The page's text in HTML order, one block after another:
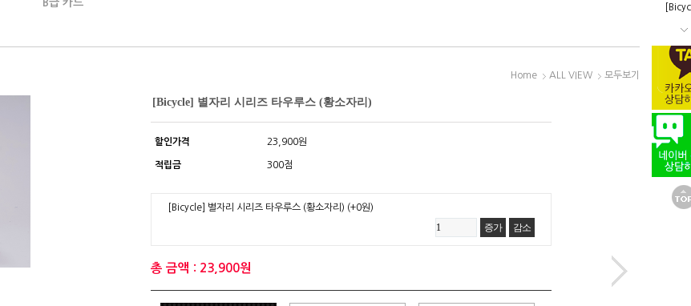
B급 카드
Home ALL VIEW 모두보기
[Bicycle] 별자리 시리즈 타우루스 (황소자리)
할인가격 23,900원
적립금 300점
[Bicycle] 별자리 시리즈 타우루스 (황소자리) (+0원)
증가 감소
총 금액 : 23,900원